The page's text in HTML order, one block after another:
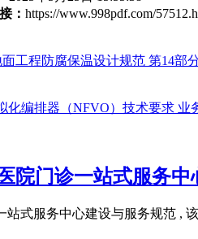
： https://www.998pdf.com/
面工程防腐保温设计规范 第14
化编排器（NFVO）技术要求 业
院门诊一站式服务
站式服务中心建设与服务规范